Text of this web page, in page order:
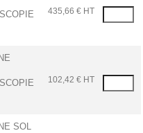
435,66 € HT
102,42 € HT
SOL